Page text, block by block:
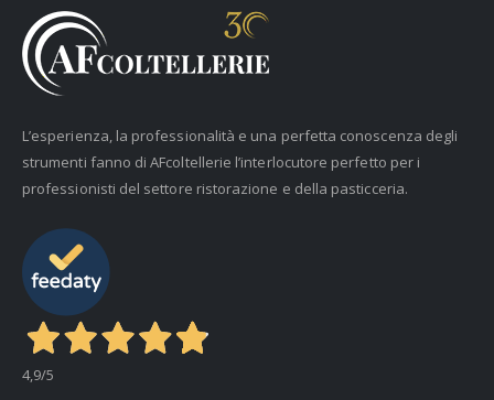
L’esperienza, la professionalità e una perfetta conoscenza degli
strumenti fanno di AFcoltellerie l’interlocutore perfetto per i
professionisti del settore ristorazione e della pasticceria.
4,9/5